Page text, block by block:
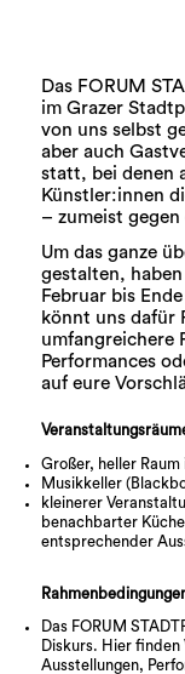
Das FORUM
im Grazer
von uns selbst
aber auch
statt, bei denen
Künstler:innen
– zumeist
Um das ganze
gestalten,
Februar bis
könnt uns dafür
umfangreichere
Performances
auf eure
Großer, heller Raum
Musikkeller
kleinerer
benachbarter
entsprechender
Das FORUM
Diskurs. Hier
Ausstellungen,